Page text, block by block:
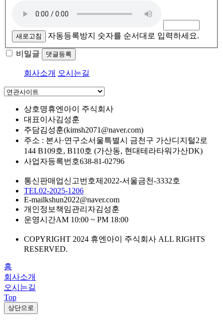
새로고침 자동등록방지 숫자를 순서대로 입력하세요.
비밀글 댓글등록
회사소개 오시는길
상호명휴엔아이 주식회사
대표이사김성훈
주담김성훈(kimsh2071@naver.com)
주소 : 본사·연구소서울특별시 금천구 가산디지털2로
144 B109호, B110호 (가산동, 현대테라타워가산DK)
사업자등록번호638-81-02796
통신판매업신고번호제2022-서울금천-3332호
TEL02-2025-1206
E-mailkshun2022@naver.com
개인정보책임관리자김성훈
운영시간AM 10:00 ~ PM 18:00
COPYRIGHT 2024 휴엔아이 주식회사 ALL RIGHTS
RESERVED.
홈
회사소개
오시는길
Top
상단으로